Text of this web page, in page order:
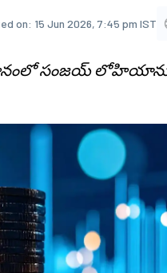
on: 15 Jun 2026, 7:45 pm IST
సంజయ్ లోహియాను